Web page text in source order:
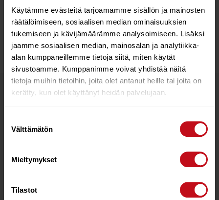
Käytämme evästeitä tarjoamamme sisällön ja mainosten
räätälöimiseen, sosiaalisen median ominaisuuksien
tukemiseen ja kävijämäärämme analysoimiseen. Lisäksi
jaamme sosiaalisen median, mainosalan ja analytiikka-
alan kumppaneillemme tietoja siitä, miten käytät
sivustoamme. Kumppanimme voivat yhdistää näitä
tietoja muihin tietoihin, joita olet antanut heille tai joita on
kerätty, kun olet käyttänyt heidän palvelujaan.
valinta
Välttämätön
Mieltymykset
Tilastot
Profile based on the S1 PRO
Easy to ride / Very comfortable in choppy conditions.
Sizes up to 49 for the most demanding free riders.
Related products